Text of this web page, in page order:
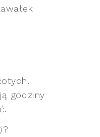
godziny